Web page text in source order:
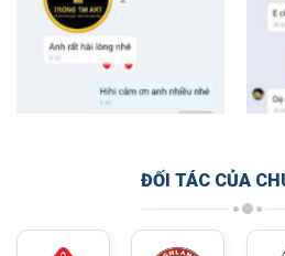
ĐỐI TÁC CỦA